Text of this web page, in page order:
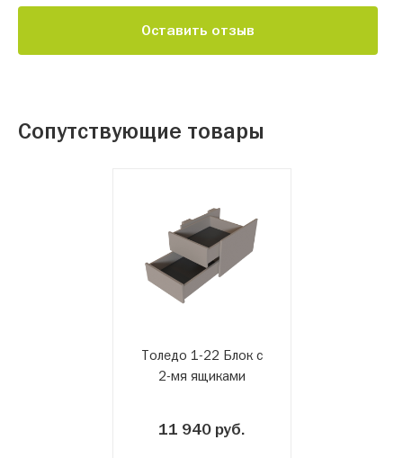
Оставить отзыв
Сопутствующие товары
Толедо 1-22 Блок с
2-мя ящиками
11 940 руб.